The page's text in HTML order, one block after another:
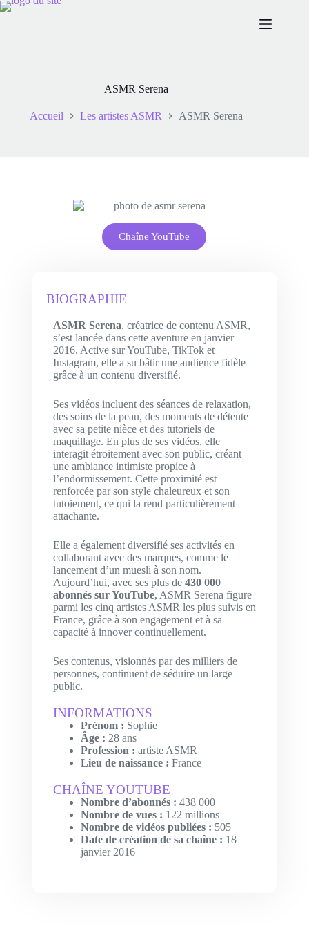
ASMR Serena
Accueil Les artistes ASMR ASMR Serena
Chaîne YouTube
BIOGRAPHIE
ASMR Serena, créatrice de contenu ASMR,
s’est lancée dans cette aventure en janvier
2016. Active sur YouTube, TikTok et
Instagram, elle a su bâtir une audience fidèle
grâce à un contenu diversifié.
Ses vidéos incluent des séances de relaxation,
des soins de la peau, des moments de détente
avec sa petite nièce et des tutoriels de
maquillage. En plus de ses vidéos, elle
interagit étroitement avec son public, créant
une ambiance intimiste propice à
l’endormissement. Cette proximité est
renforcée par son style chaleureux et son
tutoiement, ce qui la rend particulièrement
attachante.
Elle a également diversifié ses activités en
collaborant avec des marques, comme le
lancement d’un muesli à son nom.
Aujourd’hui, avec ses plus de 430 000
abonnés sur YouTube, ASMR Serena figure
parmi les cinq artistes ASMR les plus suivis en
France, grâce à son engagement et à sa
capacité à innover continuellement.
Ses contenus, visionnés par des milliers de
personnes, continuent de séduire un large
public.
INFORMATIONS
Prénom : Sophie
Âge : 28 ans
Profession : artiste ASMR
Lieu de naissance : France
CHAÎNE YOUTUBE
Nombre d’abonnés : 438 000
Nombre de vues : 122 millions
Nombre de vidéos publiées : 505
Date de création de sa chaîne : 18
janvier 2016